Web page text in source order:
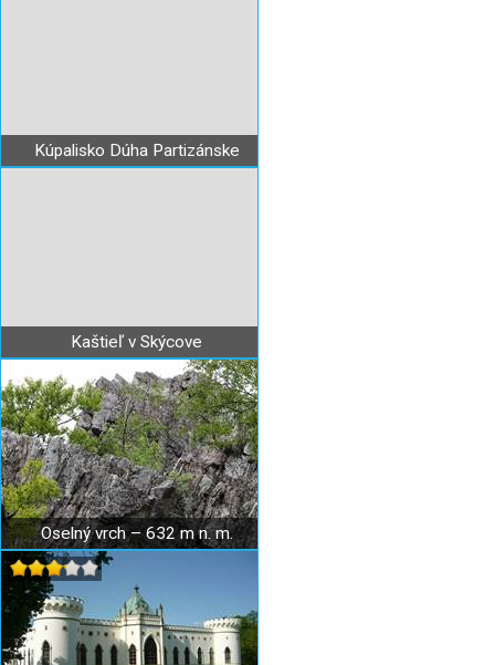
Kúpalisko Dúha Partizánske
Kaštieľ v Skýcove
Oselný vrch – 632 m n. m.